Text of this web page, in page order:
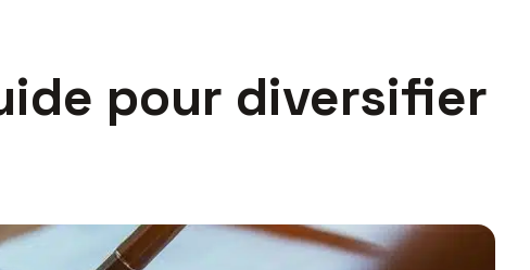
pour diversifier